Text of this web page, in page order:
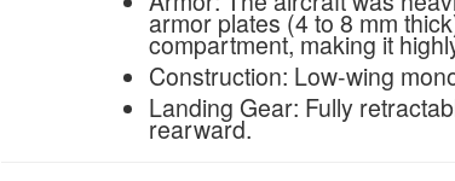
armor plates (4 to 8 mm
compartment, making it
Construction: Low-wing
Landing Gear: Fully
rearward.